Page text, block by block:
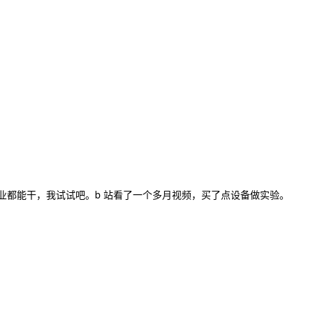
能干，我试试吧。b 站看了一个多月视频，买了点设备做实验。